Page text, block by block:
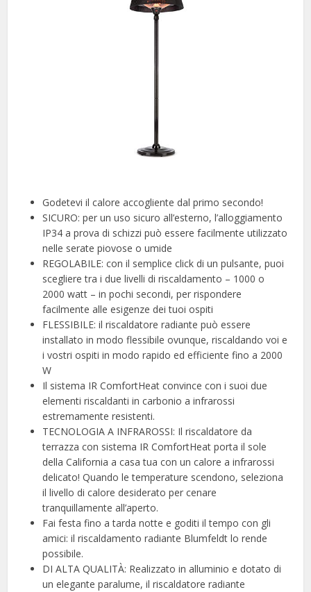
Godetevi il calore accogliente dal primo secondo!
SICURO: per un uso sicuro all’esterno, l’alloggiamento
IP34 a prova di schizzi può essere facilmente utilizzato
nelle serate piovose o umide
REGOLABILE: con il semplice click di un pulsante, puoi
scegliere tra i due livelli di riscaldamento – 1000 o
2000 watt – in pochi secondi, per rispondere
facilmente alle esigenze dei tuoi ospiti
FLESSIBILE: il riscaldatore radiante può essere
installato in modo flessibile ovunque, riscaldando voi e
i vostri ospiti in modo rapido ed efficiente fino a 2000
W
Il sistema IR ComfortHeat convince con i suoi due
elementi riscaldanti in carbonio a infrarossi
estremamente resistenti.
TECNOLOGIA A INFRAROSSI: Il riscaldatore da
terrazza con sistema IR ComfortHeat porta il sole
della California a casa tua con un calore a infrarossi
delicato! Quando le temperature scendono, seleziona
il livello di calore desiderato per cenare
tranquillamente all’aperto.
Fai festa fino a tarda notte e goditi il tempo con gli
amici: il riscaldamento radiante Blumfeldt lo rende
possibile.
DI ALTA QUALITÀ: Realizzato in alluminio e dotato di
un elegante paralume, il riscaldatore radiante